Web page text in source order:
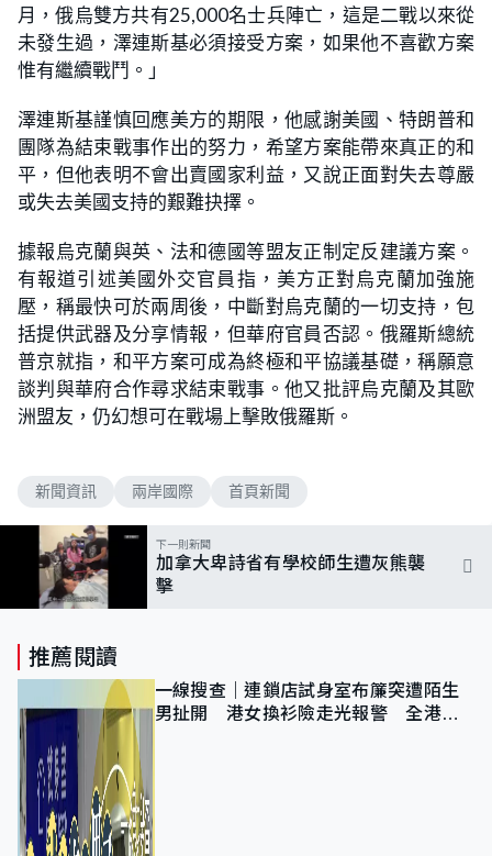
月，俄烏雙方共有25,000名士兵陣亡，這是二戰以來從
未發生過，澤連斯基必須接受方案，如果他不喜歡方案
惟有繼續戰鬥。」
澤連斯基謹慎回應美方的期限，他感謝美國、特朗普和
團隊為結束戰事作出的努力，希望方案能帶來真正的和
平，但他表明不會出賣國家利益，又說正面對失去尊嚴
或失去美國支持的艱難抉擇。
據報烏克蘭與英、法和德國等盟友正制定反建議方案。
有報道引述美國外交官員指，美方正對烏克蘭加強施
壓，稱最快可於兩周後，中斷對烏克蘭的一切支持，包
括提供武器及分享情報，但華府官員否認。俄羅斯總統
普京就指，和平方案可成為終極和平協議基礎，稱願意
談判與華府合作尋求結束戰事。他又批評烏克蘭及其歐
洲盟友，仍幻想可在戰場上擊敗俄羅斯。
新聞資訊 兩岸國際 首頁新聞
下一則新聞
加拿大卑詩省有學校師生遭灰熊襲
擊
推薦閱讀
一線搜查｜連鎖店試身室布簾突遭陌生
男扯開 港女換衫險走光報警 全港分